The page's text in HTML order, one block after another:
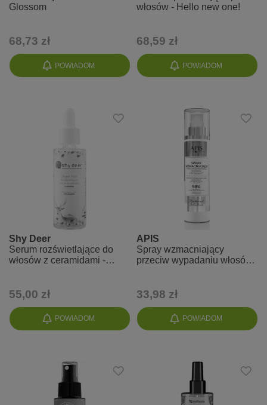
POWIADOM
Glossom
68,73 zł
POWIADOM
włosów - Hello new one!
68,59 zł
POWIADOM
Shy Deer
Serum rozświetlające do
włosów z ceramidami -
55,00 zł
POWIADOM
APIS
Spray wzmacniający
przeciw wypadaniu włosów
33,98 zł